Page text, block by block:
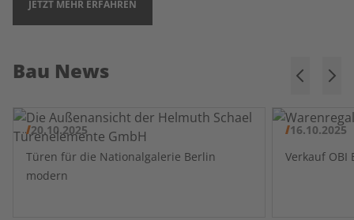
JETZT MEHR ERFAHREN
Bau News
20.10.2025
Türen für die Nationalgalerie Berlin
modern
16.10.2025